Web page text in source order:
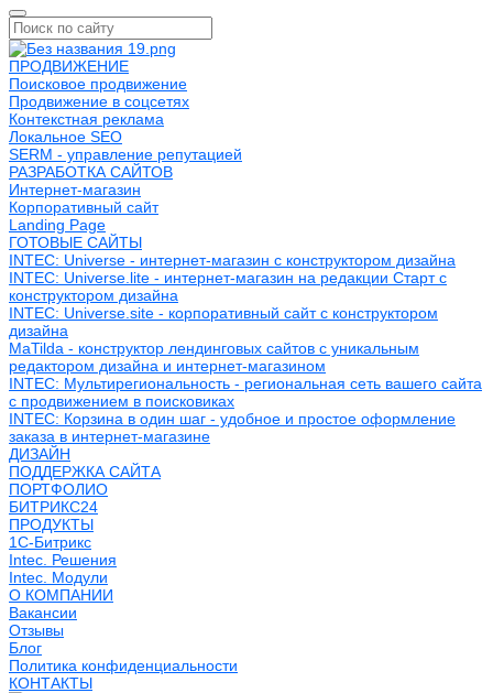
ПРОДВИЖЕНИЕ
Поисковое продвижение
Продвижение в соцсетях
Контекстная реклама
Локальное SEO
SERM - управление репутацией
РАЗРАБОТКА САЙТОВ
Интернет-магазин
Корпоративный сайт
Landing Page
ГОТОВЫЕ САЙТЫ
INTEC: Universe - интернет-магазин с конструктором дизайна
INTEC: Universe.lite - интернет-магазин на редакции Старт с
конструктором дизайна
INTEC: Universe.site - корпоративный сайт с конструктором
дизайна
MaTilda - конструктор лендинговых сайтов с уникальным
редактором дизайна и интернет-магазином
INTEC: Мультирегиональность - региональная сеть вашего сайта
с продвижением в поисковиках
INTEC: Корзина в один шаг - удобное и простое оформление
заказа в интернет-магазине
ДИЗАЙН
ПОДДЕРЖКА САЙТА
ПОРТФОЛИО
БИТРИКС24
ПРОДУКТЫ
1С-Битрикс
Intec. Решения
Intec. Модули
О КОМПАНИИ
Вакансии
Отзывы
Блог
Политика конфиденциальности
КОНТАКТЫ